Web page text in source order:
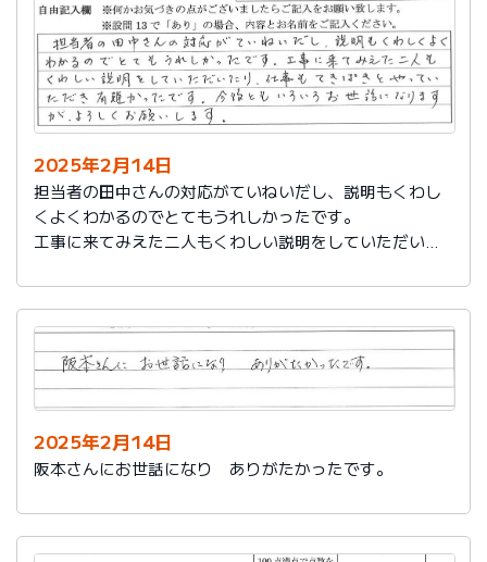
2025年2月14日
担当者の田中さんの対応がていねいだし、説明もくわし
くよくわかるのでとてもうれしかったです。
工事に来てみえた二人もくわしい説明をしていただいた
今後ともいろいろお世話になりますが、よろしくお願い
します。
2025年2月14日
阪本さんにお世話になり ありがたかったです。